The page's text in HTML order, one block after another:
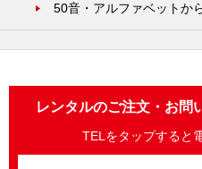
50音・アルファベットか
レンタルのご注文・お問
TELをタップすると